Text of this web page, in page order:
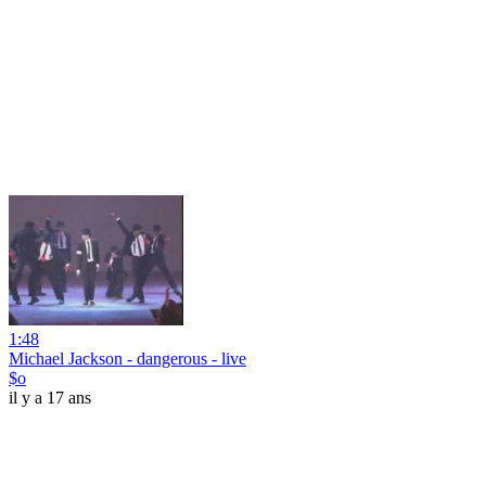
1:48
Michael Jackson - dangerous - live
$o
il y a 17 ans